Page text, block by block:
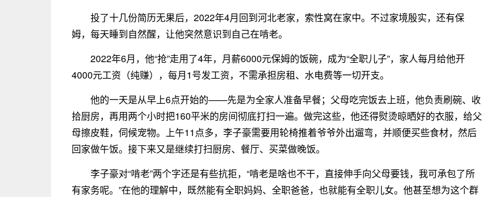
投了十几份简历无果后，2022年4月回到河北老家，索性窝在家中。不过家境殷实，还有保
姆，每天睡到自然醒，让他突然意识到自己在啃老。
2022年6月，他“抢”走用了4年，月薪6000元保姆的饭碗，成为“全职儿子”，家人每月给他开
4000元工资（纯赚），每月1号发工资，不需承担房租、水电费等一切开支。
他的一天是从早上6点开始的——先是为全家人准备早餐；父母吃完饭去上班，他负责刷碗、收
拾厨房，再用两个小时把160平米的房间彻底打扫一遍。做完这些，他还得熨烫晾晒好的衣服，给父
母擦皮鞋，伺候宠物。上午11点多，李子豪需要用轮椅推着爷爷外出遛弯，并顺便买些食材，然后
回家做午饭。接下来又是继续打扫厨房、餐厅、买菜做晚饭。
李子豪对“啃老”两个字还是有些抗拒，“啃老是啥也不干，直接伸手向父母要钱，我可承包了所
有家务呢。”在他的理解中，既然能有全职妈妈、全职爸爸，也就能有全职儿女。他甚至想为这个群